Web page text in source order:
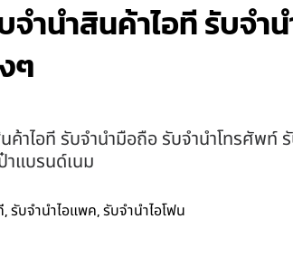
ำนำสินค้าไอที รับจำ
ๆ
ไอที รับจำนำมือถือ รับจำนำโทรศัพท์
าแบรนด์เนม
,รับจำนำไอแพค,รับจำนำไอโฟน